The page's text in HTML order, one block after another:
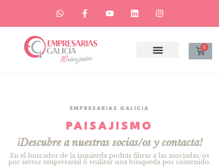
0
EMPRESARIAS GALICIA
PAISAJISMO
¡Descubre a nuestras socias/os y contacta!
En el buscador de la izquierda podrás filtrar a las asociadas/os
por sector empresarial o realizar una búsqueda por contenido.